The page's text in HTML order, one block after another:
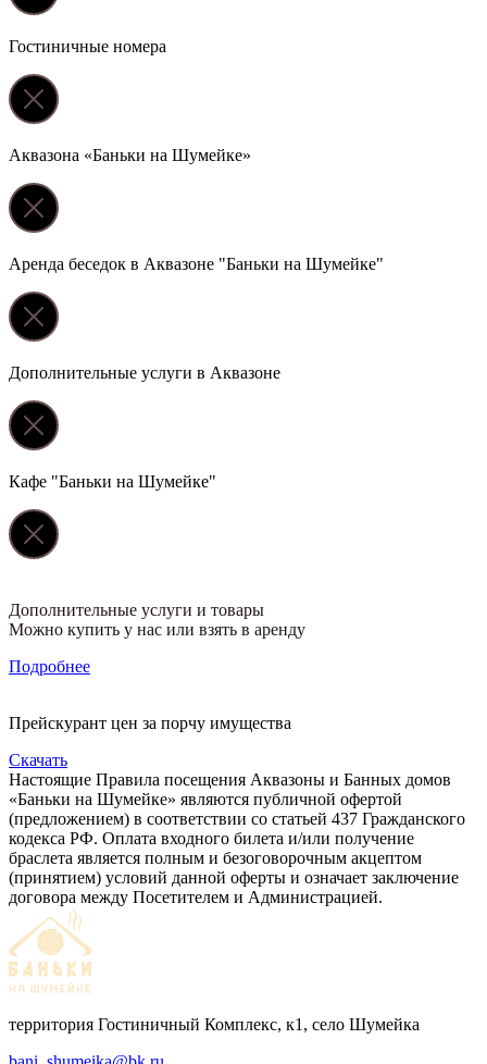
Гостиничные номера
Аквазона «Баньки на Шумейке»
Аренда беседок в Аквазоне "Баньки на Шумейке"
Дополнительные услуги в Аквазоне
Кафе "Баньки на Шумейке"
Дополнительные услуги и товары
Можно купить у нас или взять в аренду
Подробнее
Прейскурант цен за порчу имущества
Скачать
Настоящие Правила посещения Аквазоны и Банных домов
«Баньки на Шумейке» являются публичной офертой
(предложением) в соответствии со статьей 437 Гражданского
кодекса РФ. Оплата входного билета и/или получение
браслета является полным и безоговорочным акцептом
(принятием) условий данной оферты и означает заключение
договора между Посетителем и Администрацией.
территория Гостиничный Комплекс, к1, село Шумейка